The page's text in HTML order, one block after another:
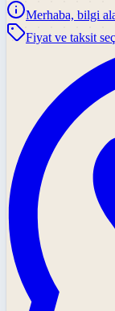
Merhaba, bilgi
Fiyat ve taksit